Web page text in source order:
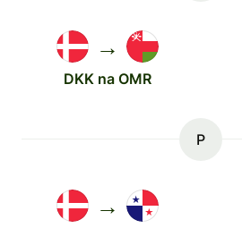
→
DKK na OMR
P
→